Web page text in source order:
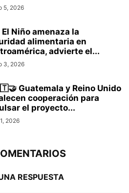
5, 2026
El Niño amenaza la
alimentaria en
advierte el...
3, 2026
Guatemala y Reino Unido
cooperación para
el proyecto...
2026
RESPUESTA